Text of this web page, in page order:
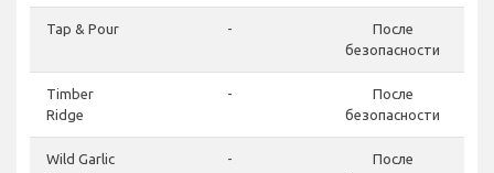
Tap & Pour -
После
безопасности
Timber
Ridge
-
После
безопасности
Wild Garlic
-
После